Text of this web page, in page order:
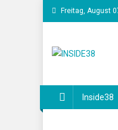
Skip
to
Freitag, August
Inside38